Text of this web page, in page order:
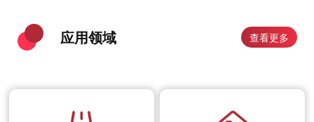
应用领域 查看更多